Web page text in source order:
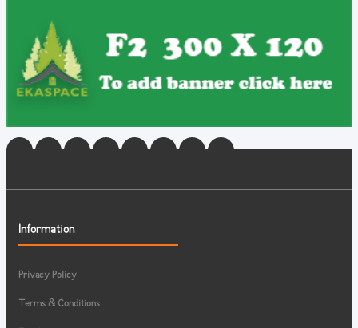
Information
Privacy Policy
Terms & Conditions